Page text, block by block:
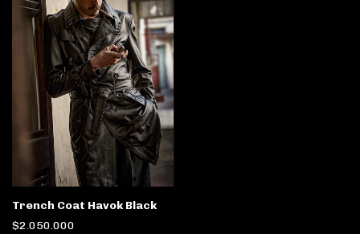
Trench Coat Havok Black
$2.050.000